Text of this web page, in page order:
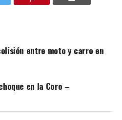
entre moto y carro en
en la Coro –